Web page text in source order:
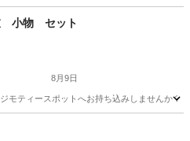
ッグ キャリーバック
小物 セット
8月9日
ィースポットへお持ち込みしませんか？